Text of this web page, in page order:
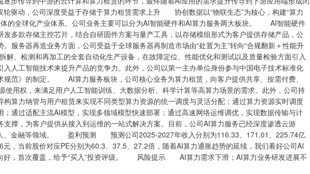
动，公司深度受益于存储于算力租赁需求上升 协创数据以“物联生态”为核心，构建“算力
体的全球化产业体系。公司业务主要可以分为AI智能硬件和AI算力服务两大板块。 AI智能硬件
多款存储主控芯片，结合自研固件方案与量产工具，以存储模组形式为客户提供存储产品，公
服务器再造业务方面，公司受益于全球服务器再制造市场由“处置为主”转向“合规翻新＋性能升
解、检测和再加工的全套自动化生产设备，在故障定位、性能优化和测试以及质量检验方面引入
入人工智能技术来提升产品的竞争力。此外，公司以第一主办单位身份参与中国电子技术标准化
规范》的制定。 AI算力服务板块，公司核心业务为算力租赁，向客户提供共享、按需付费、
使用权，来满足用户人工智能训练、大数据分析、科学计算等高算力场景的需求。此外，公司持
算力纳管与用户租赁来实现不同类型算力资源的统一调度与灵活分配；通过算力资源实时调度
通过适配主流AI模型，实现多领域模型快速部署；通过高速网络运维调优，实现数据传输与计
撑，为客户提供从接入到运维的一站式解决方案。目前，公司AI算力服务已经深度渗透云游
、金融等领域。 盈利预测 预测公司2025-2027年收入分别为116.33、171.01、225.74亿
，当前股价对应PE分别为60.3、37.5、27.2倍，随着AI算力通胀趋势的延续，我们看好公司AI
好，首次覆盖，给予“买入”投资评级。 风险提示 AI算力需求下滑；AI算力业务研发进展不